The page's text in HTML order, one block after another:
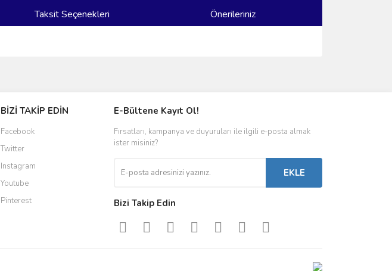
Taksit Seçenekleri Önerileriniz
BİZİ TAKİP EDİN
Facebook
Twitter
Instagram
Youtube
Pinterest
E-Bültene Kayıt Ol!
Fırsatları, kampanya ve duyuruları ile ilgili e-posta almak
ister misiniz?
EKLE
Bizi Takip Edin